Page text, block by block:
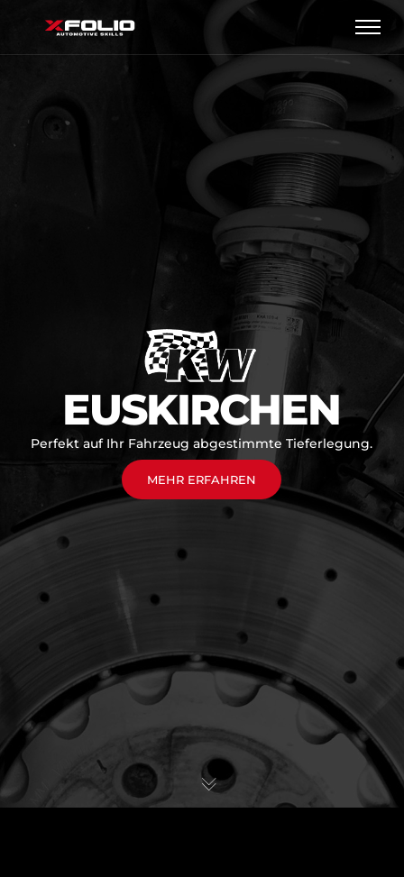
EUSKIRCHEN
Perfekt auf Ihr Fahrzeug abgestimmte Tieferlegung.
MEHR ERFAHREN